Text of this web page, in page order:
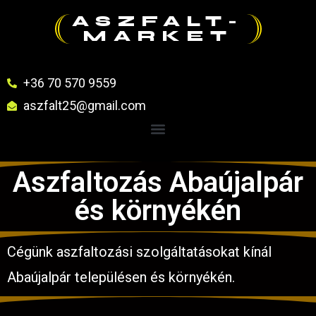
ASZFALT-
MARKET
+36 70 570 9559
aszfalt25@gmail.com
Aszfaltozás Abaújalpár
és környékén
Cégünk aszfaltozási szolgáltatásokat kínál
Abaújalpár településen és környékén.